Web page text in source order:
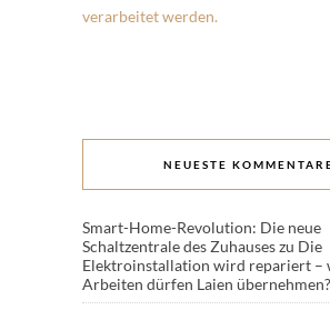
verarbeitet werden.
NEUESTE
Smart-Home-Revolution: Die neue
Schaltzentrale des Zuhauseszu Die
Elektroinstallation wird repariert –
Arbeiten dürfen Laien übernehmen?